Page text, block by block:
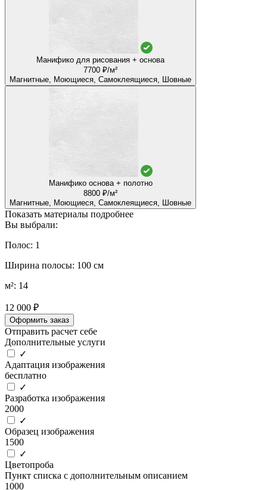
Манифико для рисования + основа
7700 ₽/м²
Магнитные, Моющиеся, Самоклеящиеся, Шовные
Манифико основа + полотно
8800 ₽/м²
Магнитные, Моющиеся, Самоклеящиеся, Шовные
Показать материалы подробнее
Вы выбрали:
Полос: 1
Ширина полосы: 100 см
м²: 14
12 000 ₽
Оформить заказ
Отправить расчет себе
Дополнительные услуги
✓
Адаптация изображения
бесплатно
✓
Разработка изображения
2000
✓
Образец изображения
1500
✓
Цветопроба
Пункт списка с дополнительным описанием
1000